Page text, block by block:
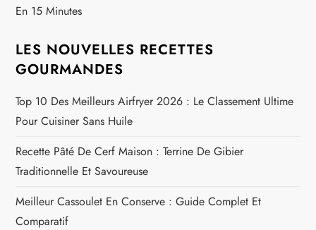
En 15 Minutes
LES NOUVELLES RECETTES
GOURMANDES
Top 10 Des Meilleurs Airfryer 2026 : Le Classement Ultime
Pour Cuisiner Sans Huile
Recette Pâté De Cerf Maison : Terrine De Gibier
Traditionnelle Et Savoureuse
Meilleur Cassoulet En Conserve : Guide Complet Et
Comparatif